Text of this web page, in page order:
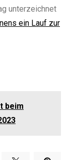
unterzeichnet
ein Lauf zur
beim